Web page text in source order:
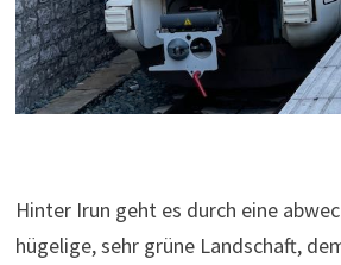
Hinter Irun geht es durch eine
hügelige, sehr grüne Landschaft,